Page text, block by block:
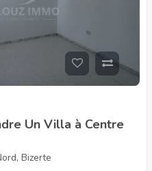
Un Villa à Centre
, Bizerte